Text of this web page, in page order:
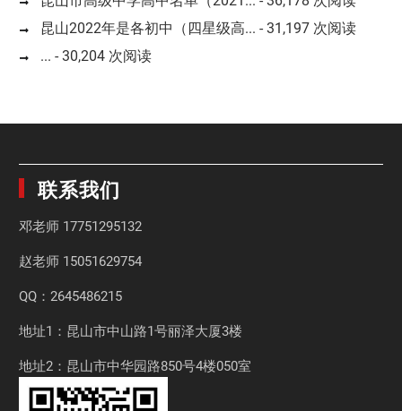
昆山2022年是各初中（四星级高... - 31,197 次阅读
... - 30,204 次阅读
联系我们
邓老师 17751295132
赵老师 15051629754
QQ：2645486215
地址1：昆山市中山路1号丽泽大厦3楼
地址2：昆山市中华园路850号4楼050室